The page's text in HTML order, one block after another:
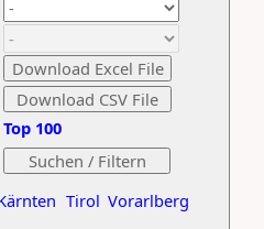
Tirol Vorarlberg
Top 100